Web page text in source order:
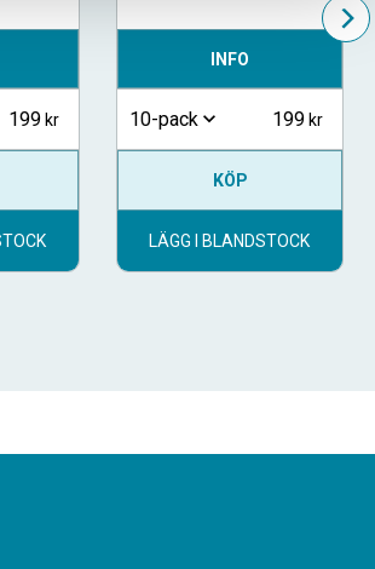
199
INFO
10-pack 199
KÖP
LÄGG I BLANDSTOCK